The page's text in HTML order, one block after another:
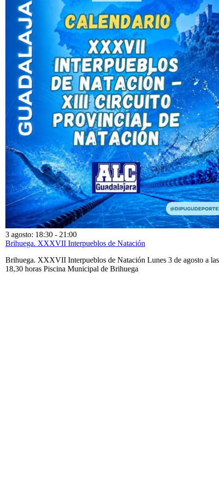
3 agosto: 18:30 - 21:00
Brihuega. XXXVII Interpueblos de Natación
Brihuega. XXXVII Interpueblos de Natación Lunes 3 de agosto a las
18,30 horas Piscina Municipal de Brihuega